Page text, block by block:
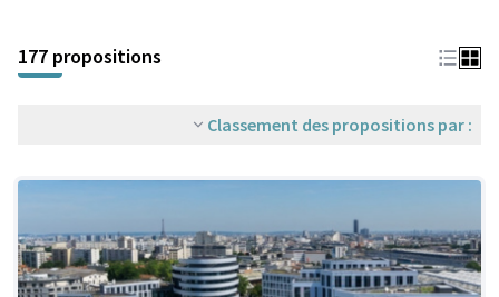
177 propositions
Classement des propositions par :